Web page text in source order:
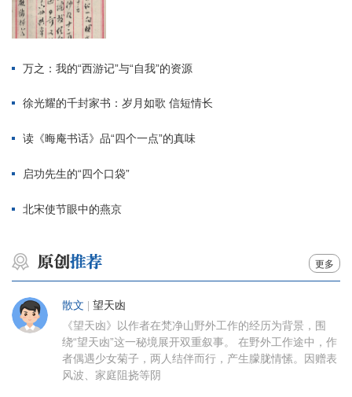
万之：我的“西游记”与“自我”的资源
徐光耀的千封家书：岁月如歌 信短情长
读《晦庵书话》品“四个一点”的真味
启功先生的“四个口袋”
北宋使节眼中的燕京
更多
散文 望天凼
《望天凼》以作者在梵净山野外工作的经历为背景，围
绕“望天凼”这一秘境展开双重叙事。 在野外工作途中，作
者偶遇少女菊子，两人结伴而行，产生朦胧情愫。因赠表
风波、家庭阻挠等阴